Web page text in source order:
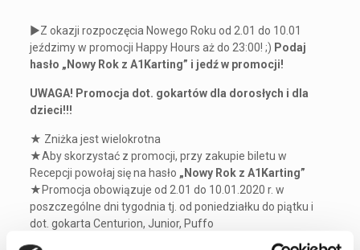
►Z okazji rozpoczęcia Nowego Roku od 2.01 do 10.01
jeździmy w promocji Happy Hours aż do 23:00! ;) Podaj
hasło „Nowy Rok z A1Karting” i jedź w promocji!
UWAGA! Promocja dot. gokartów dla dorosłych i dla
dzieci!!!
★ Zniżka jest wielokrotna
★Aby skorzystać z promocji, przy zakupie biletu w
Recepcji powołaj się na hasło „Nowy Rok z A1Karting”
★Promocja obowiązuje od 2.01 do 10.01.2020 r. w
poszczególne dni tygodnia tj. od poniedziałku do piątku i
dot. gokarta Centurion, Junior, Puffo
★Promocja nie łączy się z innymi zniżkami i rabatami.